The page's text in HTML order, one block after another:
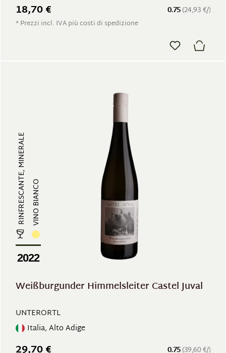
0.75(24,93 €/)
18,70 €
* Prezzi incl. IVA più costi di spedizione
RINFRESCANTE, MINERALEVINO BIANCO
2022
Weißburgunder Himmelsleiter Castel Juval
UNTERORTL
Italia, Alto Adige
0.75(39,60 €/)